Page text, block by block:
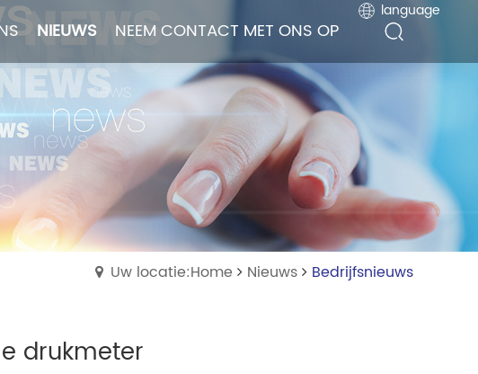
NIEUWS NEEM CONTACT MET ONS OP
language
NIEUWS NEEM CONTACT MET ONS OP
language
Uw locatie:Home Nieuws Bedrijfsnieuws
drukmeter